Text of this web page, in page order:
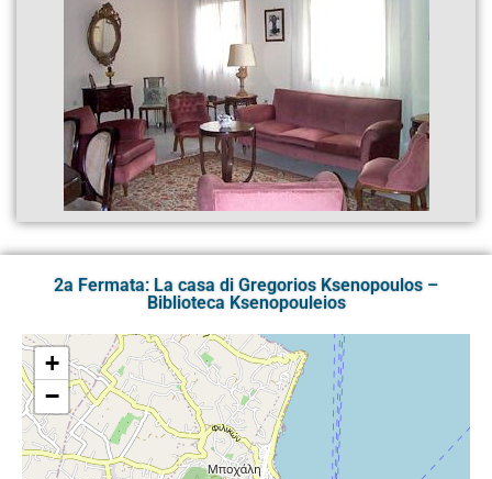
2a Fermata: La casa di Gregorios Ksenopoulos –
Biblioteca Ksenopouleios
+
−